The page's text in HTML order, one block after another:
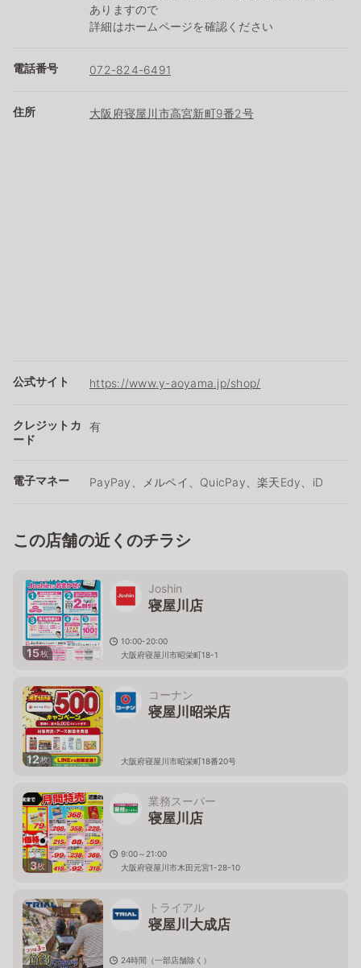
ありますので
詳細はホームページを確認ください
電話番号 072-824-6491
住所 大阪府寝屋川市高宮新町9番2号
公式サイト https://www.y-aoyama.jp/shop/
クレジットカ
ード
有
電子マネー PayPay、メルペイ、QuicPay、楽天Edy、iD
この店舗の近くのチラシ
15枚
Joshin
寝屋川店
10:00-20:00
大阪府寝屋川市昭栄町18-1
12枚
コーナン
寝屋川昭栄店
大阪府寝屋川市昭栄町18番20号
3枚
業務スーパー
寝屋川店
9:00～21:00
大阪府寝屋川市木田元宮1-28-10
トライアル
寝屋川大成店
24時間（一部店舗除く）